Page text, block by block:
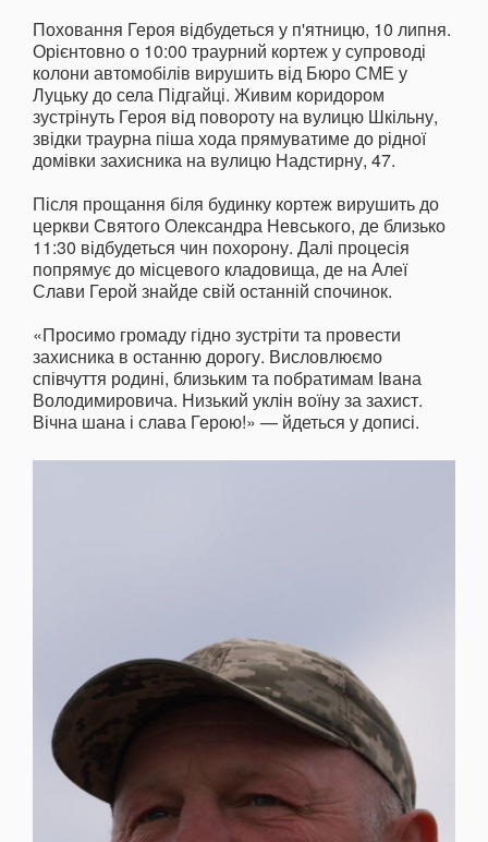
Поховання Героя відбудеться у п'ятницю, 10 липня.
Орієнтовно о 10:00 траурний кортеж у супроводі
колони автомобілів вирушить від Бюро СМЕ у
Луцьку до села Підгайці. Живим коридором
зустрінуть Героя від повороту на вулицю Шкільну,
звідки траурна піша хода прямуватиме до рідної
домівки захисника на вулицю Надстирну, 47.
Після прощання біля будинку кортеж вирушить до
церкви Святого Олександра Невського, де близько
11:30 відбудеться чин похорону. Далі процесія
попрямує до місцевого кладовища, де на Алеї
Слави Герой знайде свій останній спочинок.
«Просимо громаду гідно зустріти та провести
захисника в останню дорогу. Висловлюємо
співчуття родині, близьким та побратимам Івана
Володимировича. Низький уклін воїну за захист.
Вічна шана і слава Герою!» — йдеться у дописі.